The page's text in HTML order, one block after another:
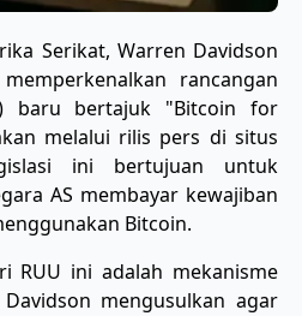
Serikat, Warren Davidson
rancangan
baru bertajuk "Bitcoin for
melalui rilis pers di situs
ini bertujuan untuk
AS membayar kewajiban
Bitcoin.
RUU ini adalah mekanisme
mengusulkan agar